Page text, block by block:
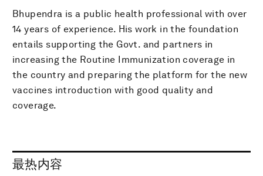
Bhupendra is a public health professional with over
14 years of experience. His work in the foundation
entails supporting the Govt. and partners in
increasing the Routine Immunization coverage in
the country and preparing the platform for the new
vaccines introduction with good quality and
coverage.
最热内容